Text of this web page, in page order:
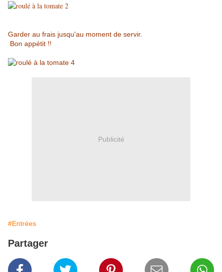
Garder au frais jusqu'au moment de servir.
Bon appétit !!
Publicité
#Entrées
Partager